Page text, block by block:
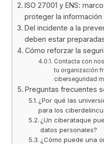
ISO 27001 y ENS:
proteger la información
Del incidente a la
deben estar
Cómo reforzar la
Contacta con
tu organización
ciberseguridad
Preguntas frecuentes
¿Por qué las
para los
¿Un ciberataque
datos personales?
¿Cómo puede una